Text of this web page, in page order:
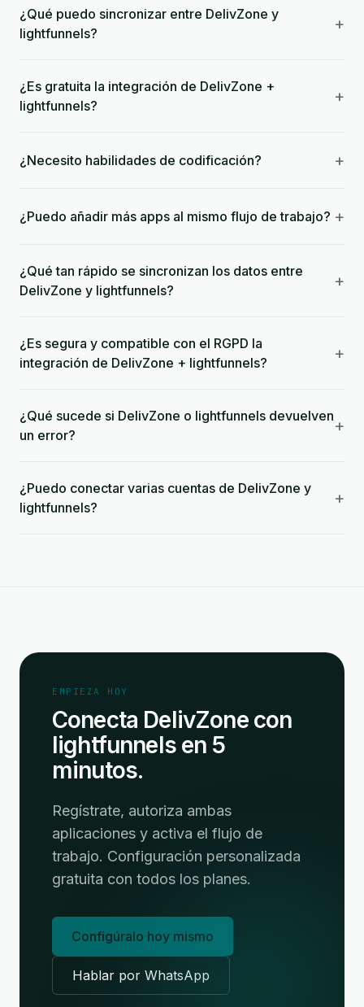
¿Qué puedo sincronizar entre DelivZone y
lightfunnels?
+
¿Es gratuita la integración de DelivZone +
lightfunnels?
+
¿Necesito habilidades de codificación? +
¿Puedo añadir más apps al mismo flujo de trabajo? +
¿Qué tan rápido se sincronizan los datos entre
DelivZone y lightfunnels?
+
¿Es segura y compatible con el RGPD la
integración de DelivZone + lightfunnels?
+
¿Qué sucede si DelivZone o lightfunnels devuelven
un error?
+
¿Puedo conectar varias cuentas de DelivZone y
lightfunnels?
+
EMPIEZA HOY
Conecta DelivZone con
lightfunnels en 5
minutos.
Regístrate, autoriza ambas
aplicaciones y activa el flujo de
trabajo. Configuración personalizada
gratuita con todos los planes.
Configúralo hoy mismo
Hablar por WhatsApp